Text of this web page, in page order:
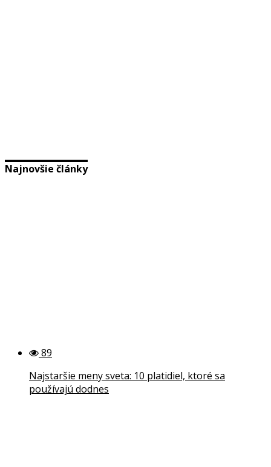
Najnovšie články
89
Najstaršie meny sveta: 10 platidiel, ktoré sa
používajú dodnes